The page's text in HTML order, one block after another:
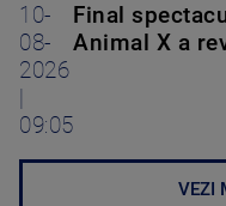
10-
08-
2026
|
09:05
Final
Animal X a
VEZI